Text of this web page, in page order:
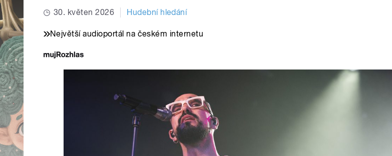
30. květen 2026 Hudební hledání
Největší audioportál na českém internetu